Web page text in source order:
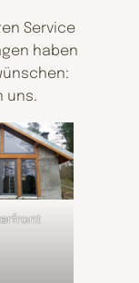
Service
haben
uns.